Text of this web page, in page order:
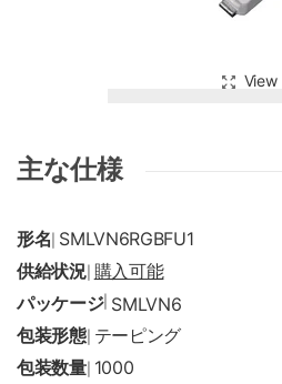
View
主な仕様
形名 SMLVN6RGBFU1
供給状況| 購入可能
パッケージ| SMLVN6
包装形態| テーピング
包装数量| 1000